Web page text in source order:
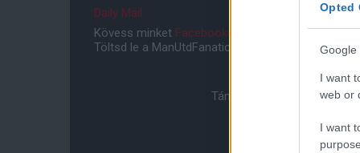
Opted
Google
I want
web or
I want
Daily Mail
Kövess minket Facebookon Instagramonés
Töltsd le a ManUtdFanatics.hu mobil applikációt
Támogasd adományoddal a